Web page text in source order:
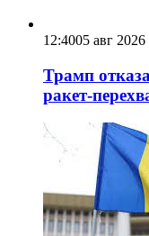
12:4005 авг 2026
Трамп
ракет-